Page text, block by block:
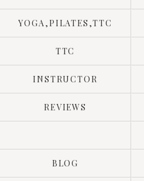
YOGA,PILATES,TTC
TTC
INSTRUCTOR
REVIEWS
BLOG